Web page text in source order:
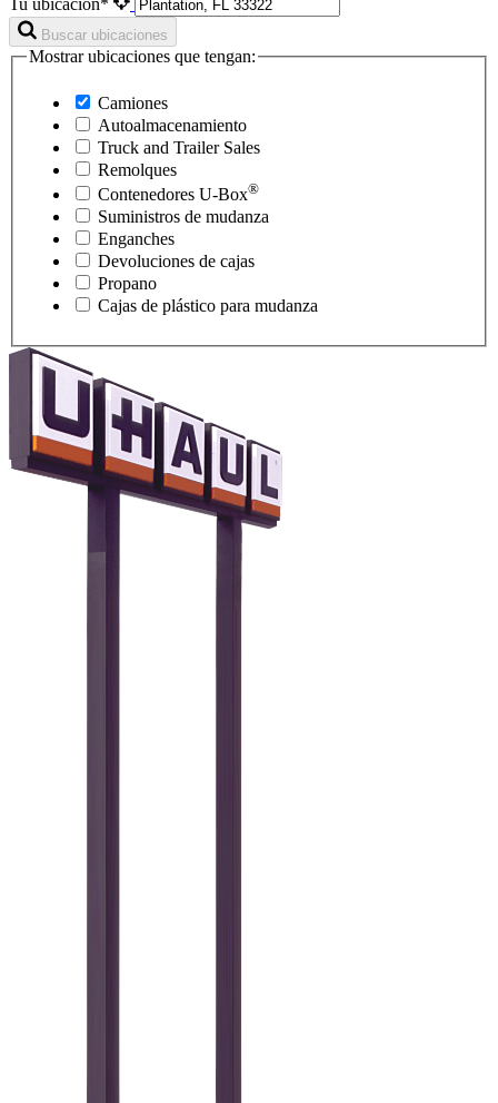
Tu ubicación*
Buscar ubicaciones
Mostrar ubicaciones que tengan:
Camiones
Autoalmacenamiento
Truck and Trailer Sales
Remolques
Contenedores U-Box®
Suministros de mudanza
Enganches
Devoluciones de cajas
Propano
Cajas de plástico para mudanza